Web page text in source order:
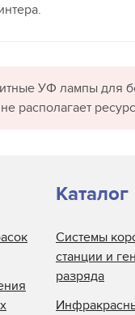
УФ лампы для
располагает
Каталог
Системы
станции и
разряда